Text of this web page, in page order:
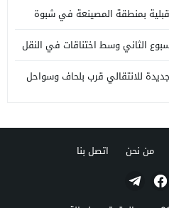
بمنطقة المصينعة في شبوة
الثاني وسط اختناقات في النقل
للانتقالي قرب بلحاف وسواحل
من نحن اتصل بنا